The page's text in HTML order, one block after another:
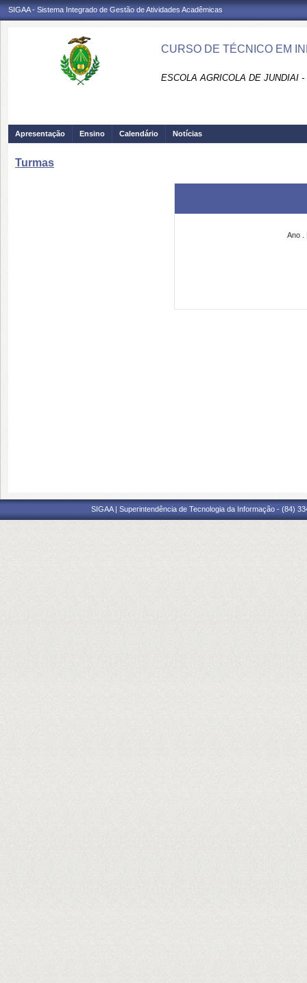
SIGAA - Sistema Integrado de Gestão de Atividades Acadêmicas
CURSO DE TÉCNICO EM
ESCOLA AGRICOLA DE JUNDIAI
Apresentação Ensino Calendário Notícias
Turmas
Ano
SIGAA | Superintendência de Tecnologia da Informação - (84)